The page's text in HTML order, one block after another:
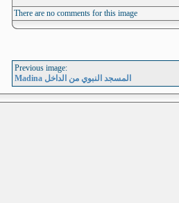
There are no comments for this image
Previous image:
Madina المسجد النبوي من الداخل